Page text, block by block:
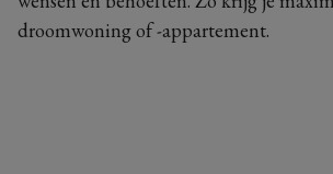
droomwoning of -appartement.